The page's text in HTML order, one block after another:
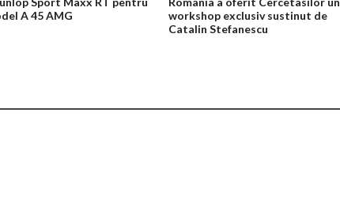
A 45 AMG
workshop exclusiv sustinut de
Catalin Stefanescu